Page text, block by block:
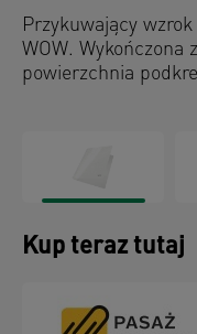
Przykuwający
WOW. Wykończona
powierzchnia
Kup teraz tutaj